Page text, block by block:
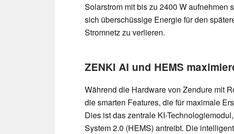
Solarstrom mit bis zu 2400 W
sich überschüssige Energie für den
Stromnetz zu verlieren.
ZENKI AI und HEMS
Während die Hardware von Zendure mit
die smarten Features, die für maximale
Dies ist das zentrale KI-
System 2.0 (HEMS) antreibt. Die